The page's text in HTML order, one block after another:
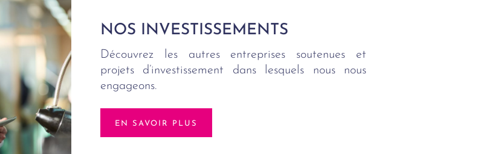
NOS INVESTISSEMENTS
Découvrez les autres entreprises soutenues et
projets d’investissement dans lesquels nous nous
engageons.
EN SAVOIR PLUS